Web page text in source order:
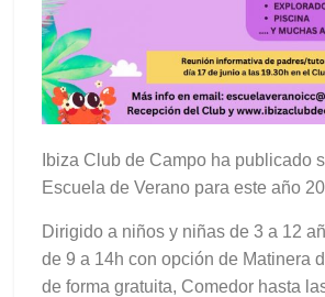
Ibiza Club de Campo ha publicado
Escuela de Verano para este año
Dirigido a niños y niñas de 3 a 12
de 9 a 14h con opción de Matinera
de forma gratuita, Comedor hasta